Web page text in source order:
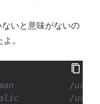
いと意味がないの
。
/usr/
/usr/